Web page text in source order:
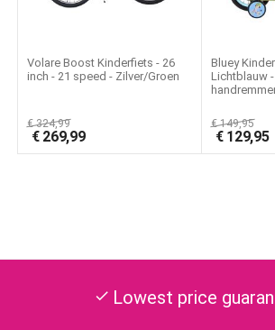
Volare Boost Kinderfiets - 26
inch - 21 speed - Zilver/Groen
€324,99
€ 269,99
Bluey
Lichtblauw
€149,95
€ 129,95
check Lowest price